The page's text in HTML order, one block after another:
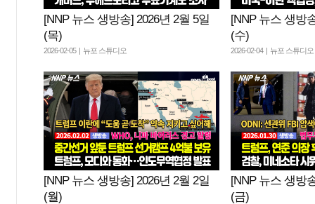
[NNP 뉴스 생방송] 2026년 2월 5일
(목)
2026-02-05 | 뉴포 스튜디오
[NNP 뉴스 생방
(수)
2026-02-04 | 뉴포 스튜디오
[NNP 뉴스 생방송] 2026년 2월 2일
(월)
[NNP 뉴스 생방
(금)